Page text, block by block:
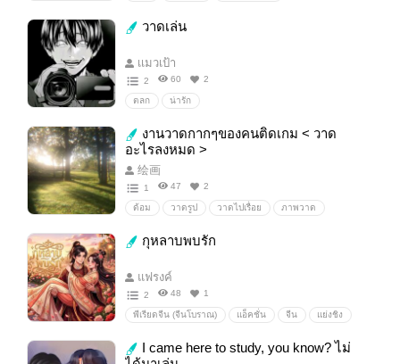
วาดเล่น
เเมวเป้า
2 60 2
ตลก น่ารัก
งานวาดกากๆของคนติดเกม < วาด
อะไรลงหมด >
绘画
1 47 2
ด้อม วาดรูป วาดไปเรื่อย ภาพวาด
กุหลาบพบรัก
แฟรงค์
2 48 1
พีเรียดจีน (จีนโบราณ) แอ็คชั่น จีน แย่งชิง
18+
I came here to study, you know? ไม่